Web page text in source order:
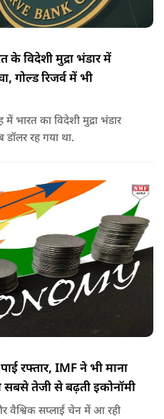
के विदेशी मुद्रा भंडार में
गोल्ड रिजर्व में भी
भारत का विदेशी मुद्रा भंडार
रह गया था.
रफ्तार, IMF ने भी माना
सबसे तेजी से बढ़ती इकोनॉमी
वैश्विक सप्लाई चेन में आ रही